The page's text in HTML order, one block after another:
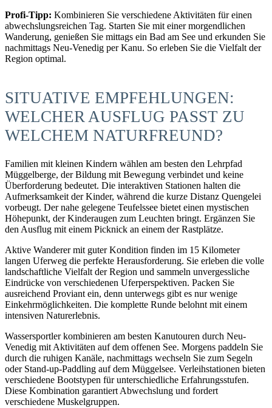
Profi-Tipp: Kombinieren Sie verschiedene Aktivitäten für einen
abwechslungsreichen Tag. Starten Sie mit einer morgendlichen
Wanderung, genießen Sie mittags ein Bad am See und erkunden Sie
nachmittags Neu-Venedig per Kanu. So erleben Sie die Vielfalt der
Region optimal.
SITUATIVE EMPFEHLUNGEN:
WELCHER AUSFLUG PASST ZU
WELCHEM NATURFREUND?
Familien mit kleinen Kindern wählen am besten den Lehrpfad
Müggelberge, der Bildung mit Bewegung verbindet und keine
Überforderung bedeutet. Die interaktiven Stationen halten die
Aufmerksamkeit der Kinder, während die kurze Distanz Quengelei
vorbeugt. Der nahe gelegene Teufelssee bietet einen mystischen
Höhepunkt, der Kinderaugen zum Leuchten bringt. Ergänzen Sie
den Ausflug mit einem Picknick an einem der Rastplätze.
Aktive Wanderer mit guter Kondition finden im 15 Kilometer
langen Uferweg die perfekte Herausforderung. Sie erleben die volle
landschaftliche Vielfalt der Region und sammeln unvergessliche
Eindrücke von verschiedenen Uferperspektiven. Packen Sie
ausreichend Proviant ein, denn unterwegs gibt es nur wenige
Einkehrmöglichkeiten. Die komplette Runde belohnt mit einem
intensiven Naturerlebnis.
Wassersportler kombinieren am besten Kanutouren durch Neu-
Venedig mit Aktivitäten auf dem offenen See. Morgens paddeln Sie
durch die ruhigen Kanäle, nachmittags wechseln Sie zum Segeln
oder Stand-up-Paddling auf dem Müggelsee. Verleihstationen bieten
verschiedene Bootstypen für unterschiedliche Erfahrungsstufen.
Diese Kombination garantiert Abwechslung und fordert
verschiedene Muskelgruppen.